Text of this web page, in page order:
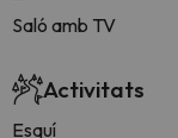
Saló amb TV
Activitats
Esquí